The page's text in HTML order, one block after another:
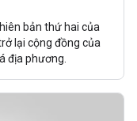
bản thứ hai của
lại cộng đồng của
địa phương.